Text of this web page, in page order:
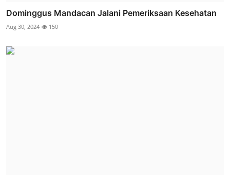
Dominggus Mandacan Jalani Pemeriksaan Kesehatan
Aug 30, 2024 150